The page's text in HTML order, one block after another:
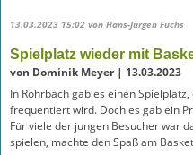
13.03.2023 15:02 von Hans-Jürgen Fuchs
Spielplatz wieder mit
von Dominik Meyer | 13.03.2023
In Rohrbach gab es einen
frequentiert wird. Doch es gab ein
Für viele der jungen Besucher war
spielen, machte den Spaß am